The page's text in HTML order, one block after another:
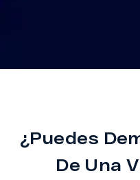
¿Puedes
De Una